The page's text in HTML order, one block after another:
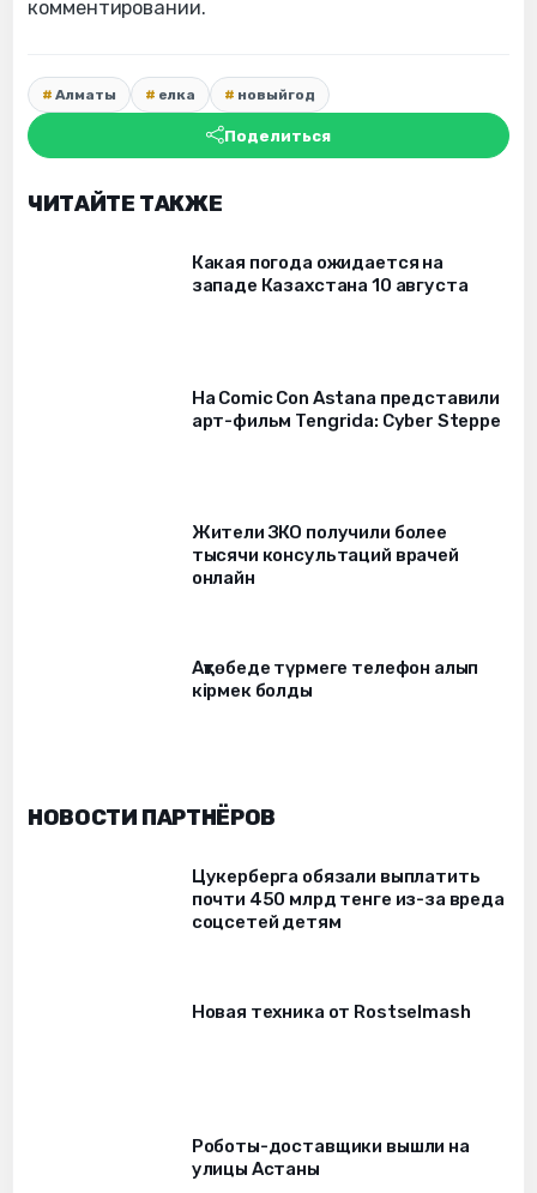
комментировании.
Алматы елка новыйгод
Поделиться
ЧИТАЙТЕ ТАКЖЕ
Какая погода ожидается на
западе Казахстана 10 августа
На Comic Con Astana представили
арт-фильм Tengrida: Cyber Steppe
Жители ЗКО получили более
тысячи консультаций врачей
онлайн
Ақтөбеде түрмеге телефон алып
кірмек болды
НОВОСТИ ПАРТНЁРОВ
Цукерберга обязали выплатить
почти 450 млрд тенге из-за вреда
соцсетей детям
Новая техника от Rostselmash
Роботы-доставщики вышли на
улицы Астаны